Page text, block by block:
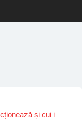
și cui i